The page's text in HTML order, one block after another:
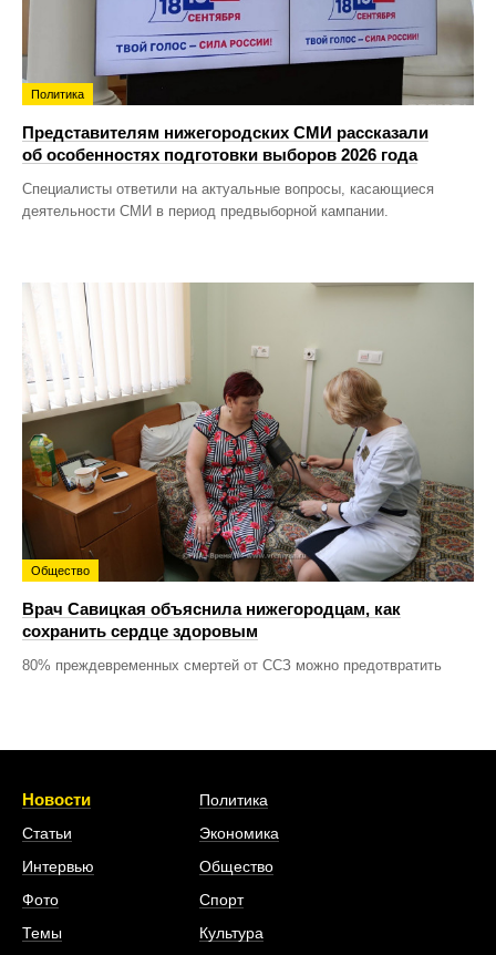
Политика
Представителям нижегородских СМИ рассказали
об особенностях подготовки выборов 2026 года
Специалисты ответили на актуальные вопросы, касающиеся
деятельности СМИ в период предвыборной кампании.
Общество
Врач Савицкая объяснила нижегородцам, как
сохранить сердце здоровым
80% преждевременных смертей от ССЗ можно предотвратить
Новости
Статьи
Интервью
Фото
Темы
Политика
Экономика
Общество
Спорт
Культура